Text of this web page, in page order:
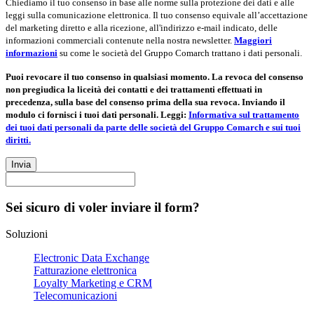
Chiediamo il tuo consenso in base alle norme sulla protezione dei dati e alle
leggi sulla comunicazione elettronica. Il tuo consenso equivale all’accettazione
del marketing diretto e alla ricezione, all'indirizzo e-mail indicato, delle
informazioni commerciali contenute nella nostra newsletter. Maggiori
informazioni su come le società del Gruppo Comarch trattano i dati personali.
Puoi revocare il tuo consenso in qualsiasi momento. La revoca del consenso
non pregiudica la liceità dei contatti e dei trattamenti effettuati in
precedenza, sulla base del consenso prima della sua revoca. Inviando il
modulo ci fornisci i tuoi dati personali. Leggi: Informativa sul trattamento
dei tuoi dati personali da parte delle società del Gruppo Comarch e sui tuoi
diritti.
Invia
Sei sicuro di voler inviare il form?
Soluzioni
Electronic Data Exchange
Fatturazione elettronica
Loyalty Marketing e CRM
Telecomunicazioni